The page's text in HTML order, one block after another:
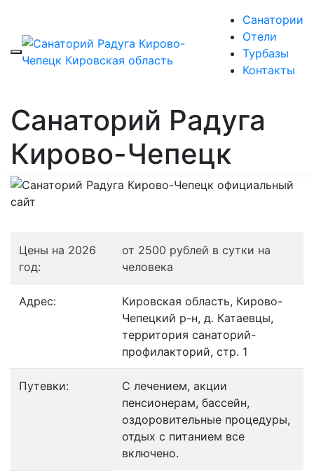
Санатории
Отели
Турбазы
Контакты
Санаторий Радуга
Кирово-Чепецк
Цены на 2026
год:
от 2500 рублей в сутки на
человека
Адрес:
Кировская область, Кирово-
Чепецкий р-н, д. Катаевцы,
территория санаторий-
профилакторий, стр. 1
Путевки:
С лечением, акции
пенсионерам, бассейн,
оздоровительные процедуры,
отдых с питанием все
включено.